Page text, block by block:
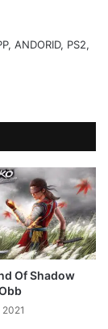
ANDORID, PS2,
Of Shadow